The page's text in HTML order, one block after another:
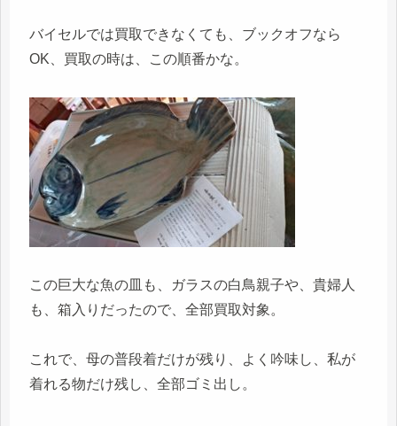
バイセルでは買取できなくても、ブックオフなら
OK、買取の時は、この順番かな。
この巨大な魚の皿も、ガラスの白鳥親子や、貴婦人
も、箱入りだったので、全部買取対象。
これで、母の普段着だけが残り、よく吟味し、私が
着れる物だけ残し、全部ゴミ出し。